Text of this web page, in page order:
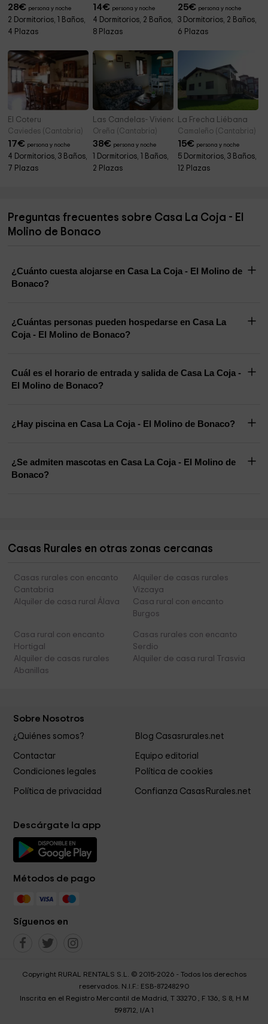
28€ persona y noche
2 Dormitorios, 1 Baños,
4 Plazas
14€ persona y noche
4 Dormitorios, 2 Baños,
8 Plazas
25€ persona y noche
3 Dormitorios, 2 Baños,
6 Plazas
El Coteru
Caviedes (Cantabria)
17€ persona y noche
4 Dormitorios, 3 Baños,
7 Plazas
Las Candelas- Vivienda Primoriu
Oreña (Cantabria)
38€ persona y noche
1 Dormitorios, 1 Baños,
2 Plazas
La Frecha Liébana
Camaleño (Cantabria)
15€ persona y noche
5 Dormitorios, 3 Baños,
12 Plazas
Preguntas frecuentes sobre Casa La Coja - El
Molino de Bonaco
¿Cuánto cuesta alojarse en Casa La Coja - El Molino de
Bonaco?
¿Cuántas personas pueden hospedarse en Casa La
Coja - El Molino de Bonaco?
Cuál es el horario de entrada y salida de Casa La Coja -
El Molino de Bonaco?
¿Hay piscina en Casa La Coja - El Molino de Bonaco?
¿Se admiten mascotas en Casa La Coja - El Molino de
Bonaco?
Casas Rurales en otras zonas cercanas
Casas rurales con encanto
Cantabria
Alquiler de casas rurales
Vizcaya
Alquiler de casa rural Álava
Casa rural con encanto
Burgos
Casa rural con encanto
Hortigal
Casas rurales con encanto
Serdio
Alquiler de casas rurales
Abanillas
Alquiler de casa rural Trasvia
Sobre Nosotros
¿Quiénes somos? Blog Casasrurales.net
Contactar
Equipo editorial
Condiciones legales
Política de cookies
Política de privacidad Confianza CasasRurales.net
Descárgate la app
Métodos de pago
Síguenos en
Copyright RURAL RENTALS S.L. © 2015-2026 - Todos los derechos
reservados. N.I.F.: ESB-87248290
Inscrita en el Registro Mercantil de Madrid, T 33270 , F 136, S 8, H M
598712, I/A 1